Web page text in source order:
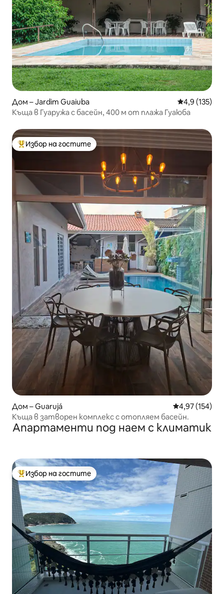
Дом – Jardim Guaiuba Средна
4,9 (135)
Къща в Гуаружа с басейн, 400 м от плажа Гуаюба
Най-популярен избор на гостите
Избор на гостите
Дом – Guarujá Средна
4,97 (154)
Къща в затворен комплекс с отопляем басейн.
Апартаменти под наем с климатик
Най-популярен избор на гостите
Избор на гостите